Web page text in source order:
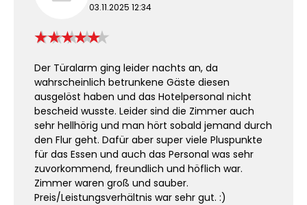
03.11.2025 12:34
Der Türalarm ging leider nachts an, da
wahrscheinlich betrunkene Gäste diesen
ausgelöst haben und das Hotelpersonal nicht
bescheid wusste. Leider sind die Zimmer auch
sehr hellhörig und man hört sobald jemand durch
den Flur geht. Dafür aber super viele Pluspunkte
für das Essen und auch das Personal was sehr
zuvorkommend, freundlich und höflich war.
Zimmer waren groß und sauber.
Preis/Leistungsverhältnis war sehr gut. :)